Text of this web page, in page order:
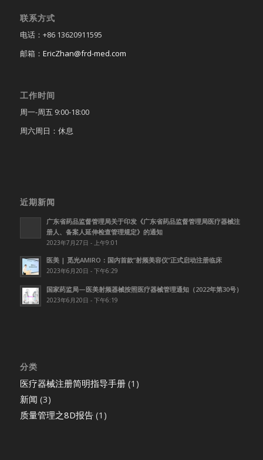
联系方式
电话：+86 13620911595
邮箱： EricZhan@frd-med.com
工作时间
周一-周五 9:00-18:00
周六周日：休息
近期新闻
广东省药品监督管理局关于印发《广东省药品监督管理局医疗器械注
册人、备案人延伸检查管理规定》的通知
2023年7月27日 - 上午9:01
医美 | 觅光AMIRO：国内首款”射频美容仪”正式启动注册临床
2023年6月20日 - 下午6:29
国家药监局—医美射频器械按照医疗器械管理通知（2022年第30号）
2023年6月20日 - 下午6:19
分类
医疗器械注册简明指导手册(1)
新闻 (3)
质量管理之8D报告(1)